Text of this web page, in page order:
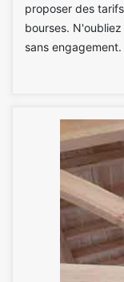
proposer des
bourses.
sans engagement.